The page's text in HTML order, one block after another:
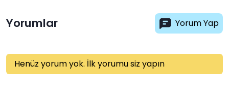
Yorumlar Yorum Yap
Henüz yorum yok. İlk yorumu siz yapın